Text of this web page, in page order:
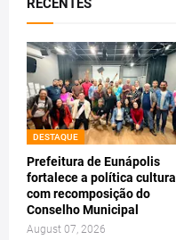
RECENTES
DESTAQUE
Prefeitura de Eunápolis
fortalece a política cultural
com recomposição do
Conselho Municipal
August 07, 2026